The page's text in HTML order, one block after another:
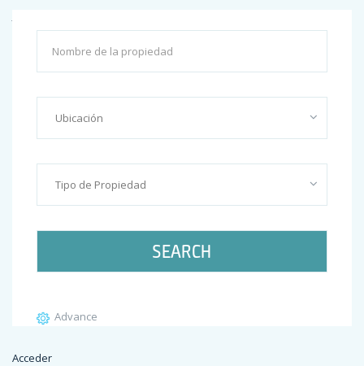
febrero 2017
Categories
Construction
Acceder
SEARCH
Advance